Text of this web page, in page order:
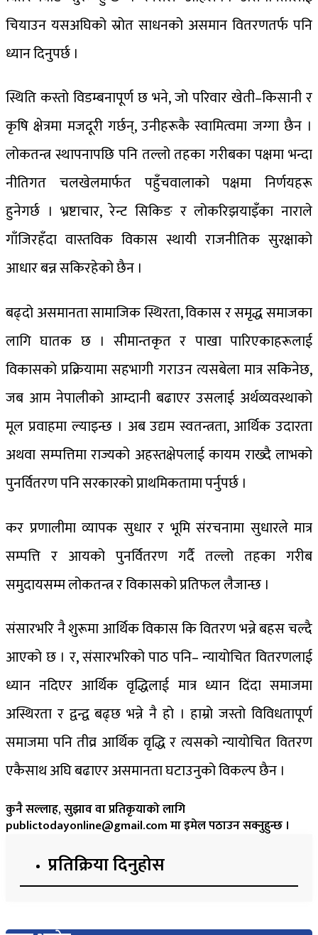
चियाउन यसअघिको स्रोत साधनको असमान वितरणतर्फ पनि
ध्यान दिनुपर्छ ।
स्थिति कस्तो विडम्बनापूर्ण छ भने, जो परिवार खेती–किसानी र
कृषि क्षेत्रमा मजदूरी गर्छन्, उनीहरूकै स्वामित्वमा जग्गा छैन ।
लोकतन्त्र स्थापनापछि पनि तल्लो तहका गरीबका पक्षमा भन्दा
नीतिगत चलखेलमार्फत पहुँचवालाको पक्षमा निर्णयहरू
हुनेगर्छ । भ्रष्टाचार, रेन्ट सिकिङ र लोकरिझयाइँका नाराले
गाँजिरहँदा वास्तविक विकास स्थायी राजनीतिक सुरक्षाको
आधार बन्न सकिरहेको छैन ।
बढ्दो असमानता सामाजिक स्थिरता, विकास र समृद्ध समाजका
लागि घातक छ । सीमान्तकृत र पाखा पारिएकाहरूलाई
विकासको प्रक्रियामा सहभागी गराउन त्यसबेला मात्र सकिनेछ,
जब आम नेपालीको आम्दानी बढाएर उसलाई अर्थव्यवस्थाको
मूल प्रवाहमा ल्याइन्छ । अब उद्यम स्वतन्त्रता, आर्थिक उदारता
अथवा सम्पत्तिमा राज्यको अहस्तक्षेपलाई कायम राख्दै लाभको
पुनर्वितरण पनि सरकारको प्राथमिकतामा पर्नुपर्छ ।
कर प्रणालीमा व्यापक सुधार र भूमि संरचनामा सुधारले मात्र
सम्पत्ति र आयको पुनर्वितरण गर्दै तल्लो तहका गरीब
समुदायसम्म लोकतन्त्र र विकासको प्रतिफल लैजान्छ ।
संसारभरि नै शुरूमा आर्थिक विकास कि वितरण भन्ने बहस चल्दै
आएको छ । र, संसारभरिको पाठ पनि– न्यायोचित वितरणलाई
ध्यान नदिएर आर्थिक वृद्धिलाई मात्र ध्यान दिंदा समाजमा
अस्थिरता र द्वन्द्व बढ्छ भन्ने नै हो । हाम्रो जस्तो विविधतापूर्ण
समाजमा पनि तीव्र आर्थिक वृद्धि र त्यसको न्यायोचित वितरण
एकैसाथ अघि बढाएर असमानता घटाउनुको विकल्प छैन ।
कुनै सल्लाह, सुझाव वा प्रतिकृयाको लागि
publictodayonline@gmail.com मा इमेल पठाउन सक्नुहुन्छ ।
प्रतिक्रिया दिनुहोस​